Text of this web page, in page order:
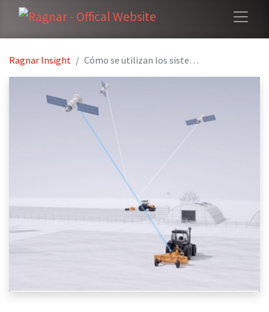
Ragnar Insight Cómo se utilizan los sistemas de dirección automática de tractores en la agricultura de precisión